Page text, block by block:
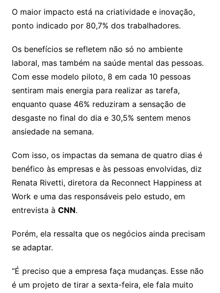
O maior impacto está na criatividade e inovação,
ponto indicado por 80,7% dos trabalhadores.
Os benefícios se refletem não só no ambiente
laboral, mas também na saúde mental das pessoas.
Com esse modelo piloto, 8 em cada 10 pessoas
sentiram mais energia para realizar as tarefa,
enquanto quase 46% reduziram a sensação de
desgaste no final do dia e 30,5% sentem menos
ansiedade na semana.
Com isso, os impactas da semana de quatro dias é
benéfico às empresas e às pessoas envolvidas, diz
Renata Rivetti, diretora da Reconnect Happiness at
Work e uma das responsáveis pelo estudo, em
entrevista à CNN.
Porém, ela ressalta que os negócios ainda precisam
se adaptar.
“É preciso que a empresa faça mudanças. Esse não
é um projeto de tirar a sexta-feira, ele fala muito